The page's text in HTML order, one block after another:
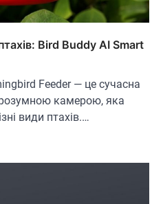
Bird Buddy AI Smart
Feeder — це сучасна
камерою, яка
види птахів.…